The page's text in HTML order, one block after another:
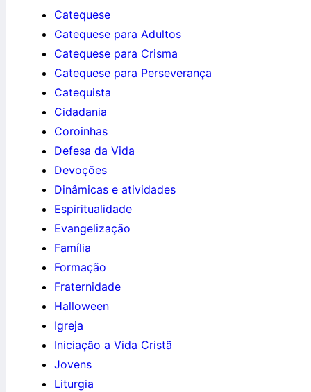
Catequese
Catequese para Adultos
Catequese para Crisma
Catequese para Perseverança
Catequista
Cidadania
Coroinhas
Defesa da Vida
Devoções
Dinâmicas e atividades
Espiritualidade
Evangelização
Família
Formação
Fraternidade
Halloween
Igreja
Iniciação a Vida Cristã
Jovens
Liturgia